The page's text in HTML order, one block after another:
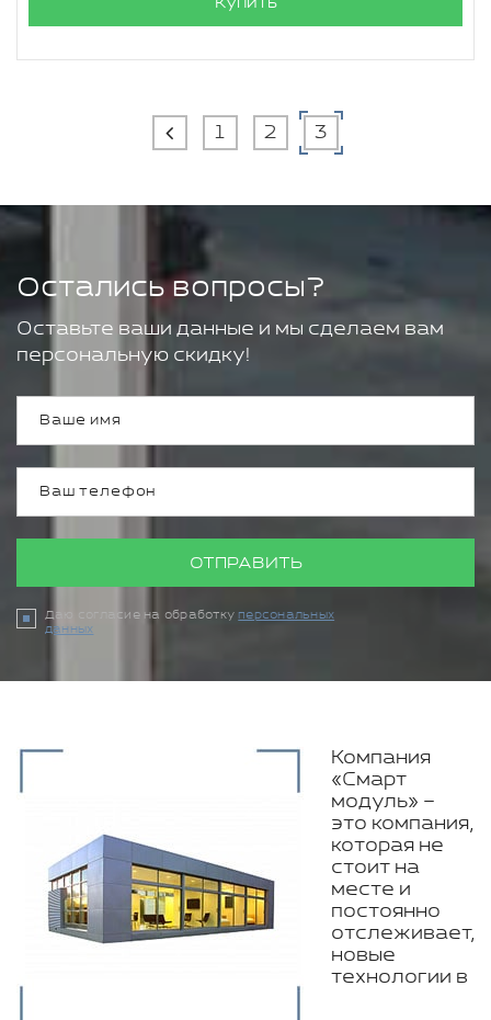
1 2 3
Остались вопросы?
Оставьте ваши данные и мы сделаем вам
персональную скидку!
ОТПРАВИТЬ
Даю согласие на обработкуперсональных
данных
Компания
«Смарт
модуль» –
это компания,
которая не
стоит на
месте и
постоянно
отслеживает,
новые
технологии в